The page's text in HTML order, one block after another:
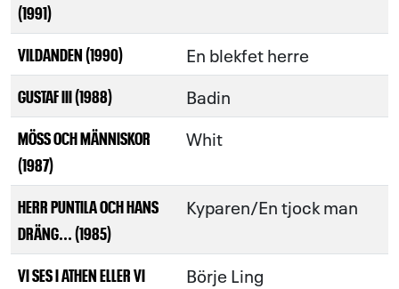
(1991)
VILDANDEN (1990) En blekfet herre
GUSTAF III (1988) Badin
MÖSS OCH MÄNNISKOR
(1987)
Whit
HERR PUNTILA OCH HANS
DRÄNG... (1985)
Kyparen/En tjock man
VI SES I ATHEN ELLER VI
Börje Ling